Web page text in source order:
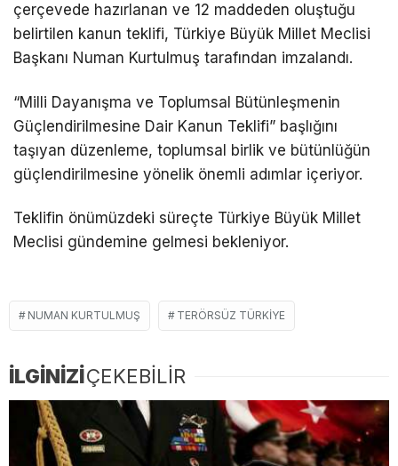
çerçevede hazırlanan ve 12 maddeden oluştuğu
belirtilen kanun teklifi, Türkiye Büyük Millet Meclisi
Başkanı Numan Kurtulmuş tarafından imzalandı.
“Milli Dayanışma ve Toplumsal Bütünleşmenin
Güçlendirilmesine Dair Kanun Teklifi” başlığını
taşıyan düzenleme, toplumsal birlik ve bütünlüğün
güçlendirilmesine yönelik önemli adımlar içeriyor.
Teklifin önümüzdeki süreçte Türkiye Büyük Millet
Meclisi gündemine gelmesi bekleniyor.
NUMAN KURTULMUŞ TERÖRSÜZ TÜRKIYE
İLGİNİZİÇEKEBİLİR